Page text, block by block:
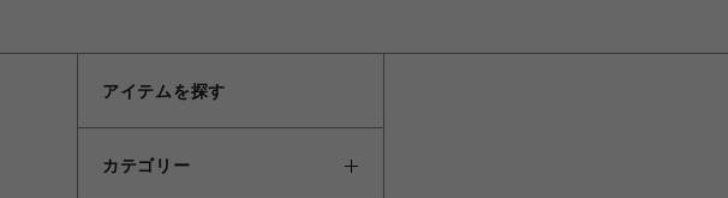
アイテムを探す
カテゴリー